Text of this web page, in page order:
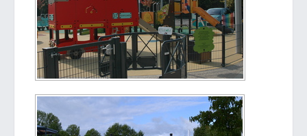
document WORD (.doc, .docx)
NON
En soumettant ce formulaire, j'accepte
que mes données personnelles soient traitées par la
Mairie de Geispolsheim.